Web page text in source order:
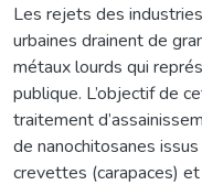
Les rejets des
urbaines drainent de
métaux lourds qui
publique. L’objectif de
traitement
de nanochitosanes
crevettes (carapaces)